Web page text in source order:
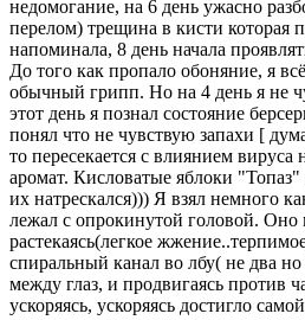
недомогание, на 6 день ужасно
перелом) трещина в кисти которая
напоминала, 8 день начала
До того как пропало обоняние, я
обычный грипп. Но на 4 день я не
этот день я познал состояние
понял что не чувствую запахи [
то пересекается с влиянием вируса
аромат. Кисловатые яблоки "Топаз"
их натрескался))) Я взял немного
лежал с опрокинутой головой. Оно
растекаясь(легкое
спиральный канал во лбу( не два
между глаз, и продвигаясь против
ускоряясь, ускоряясь достигло